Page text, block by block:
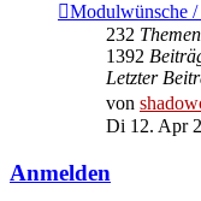
Modulwünsche /
232 Themen
1392
Letzter
von
Di 12. Apr
Anmelden